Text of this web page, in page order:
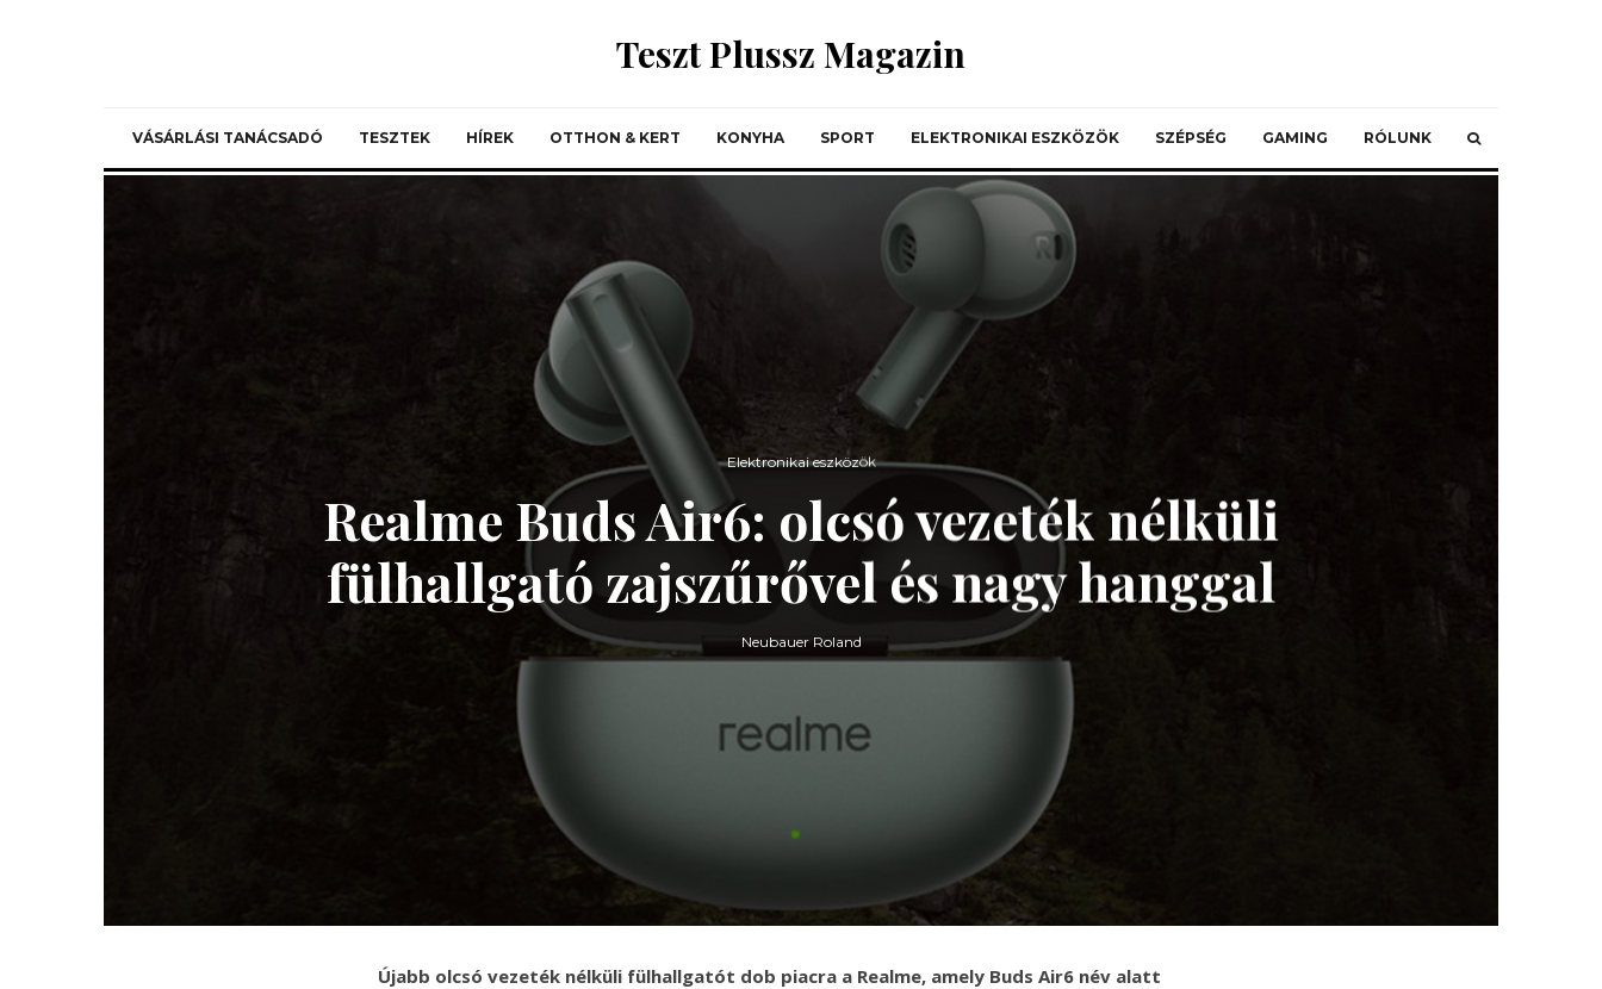
Teszt Plussz Magazin
VÁSÁRLÁSI TANÁCSADÓ TESZTEK HÍREK OTTHON & KERT KONYHA SPORT ELEKTRONIKAI ESZKÖZÖK SZÉPSÉG GAMING RÓLUNK
Elektronikai eszközök
Realme Buds Air6: olcsó vezeték nélküli
fülhallgató zajszűrővel és nagy hanggal
Neubauer Roland
Újabb olcsó vezeték nélküli fülhallgatót dob piacra a Realme, amely Buds Air6 név alatt